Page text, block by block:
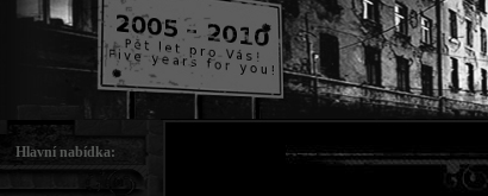
Hlavní nabídka: